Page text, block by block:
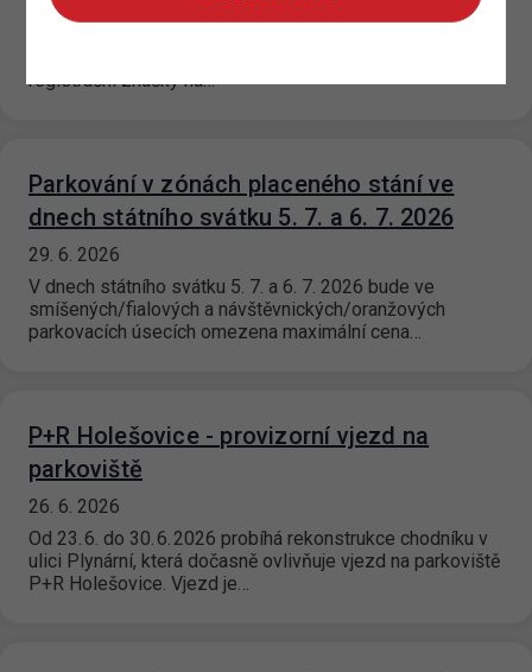
Klientská zóna je z technických důvodů dočasně
registrační značky na…
Parkování v zónách placeného stání ve
dnech státního svátku 5. 7. a 6. 7. 2026
29. 6. 2026
V dnech státního svátku 5. 7. a 6. 7. 2026 bude ve
smíšených/fialových a návštěvnických/oranžových
parkovacích úsecích omezena maximální cena…
P+R Holešovice - provizorní vjezd na
parkoviště
26. 6. 2026
Od 23. 6. do 30. 6. 2026 probíhá rekonstrukce chodníku v
ulici Plynární, která dočasně ovlivňuje vjezd na parkoviště
P+R Holešovice. Vjezd je…